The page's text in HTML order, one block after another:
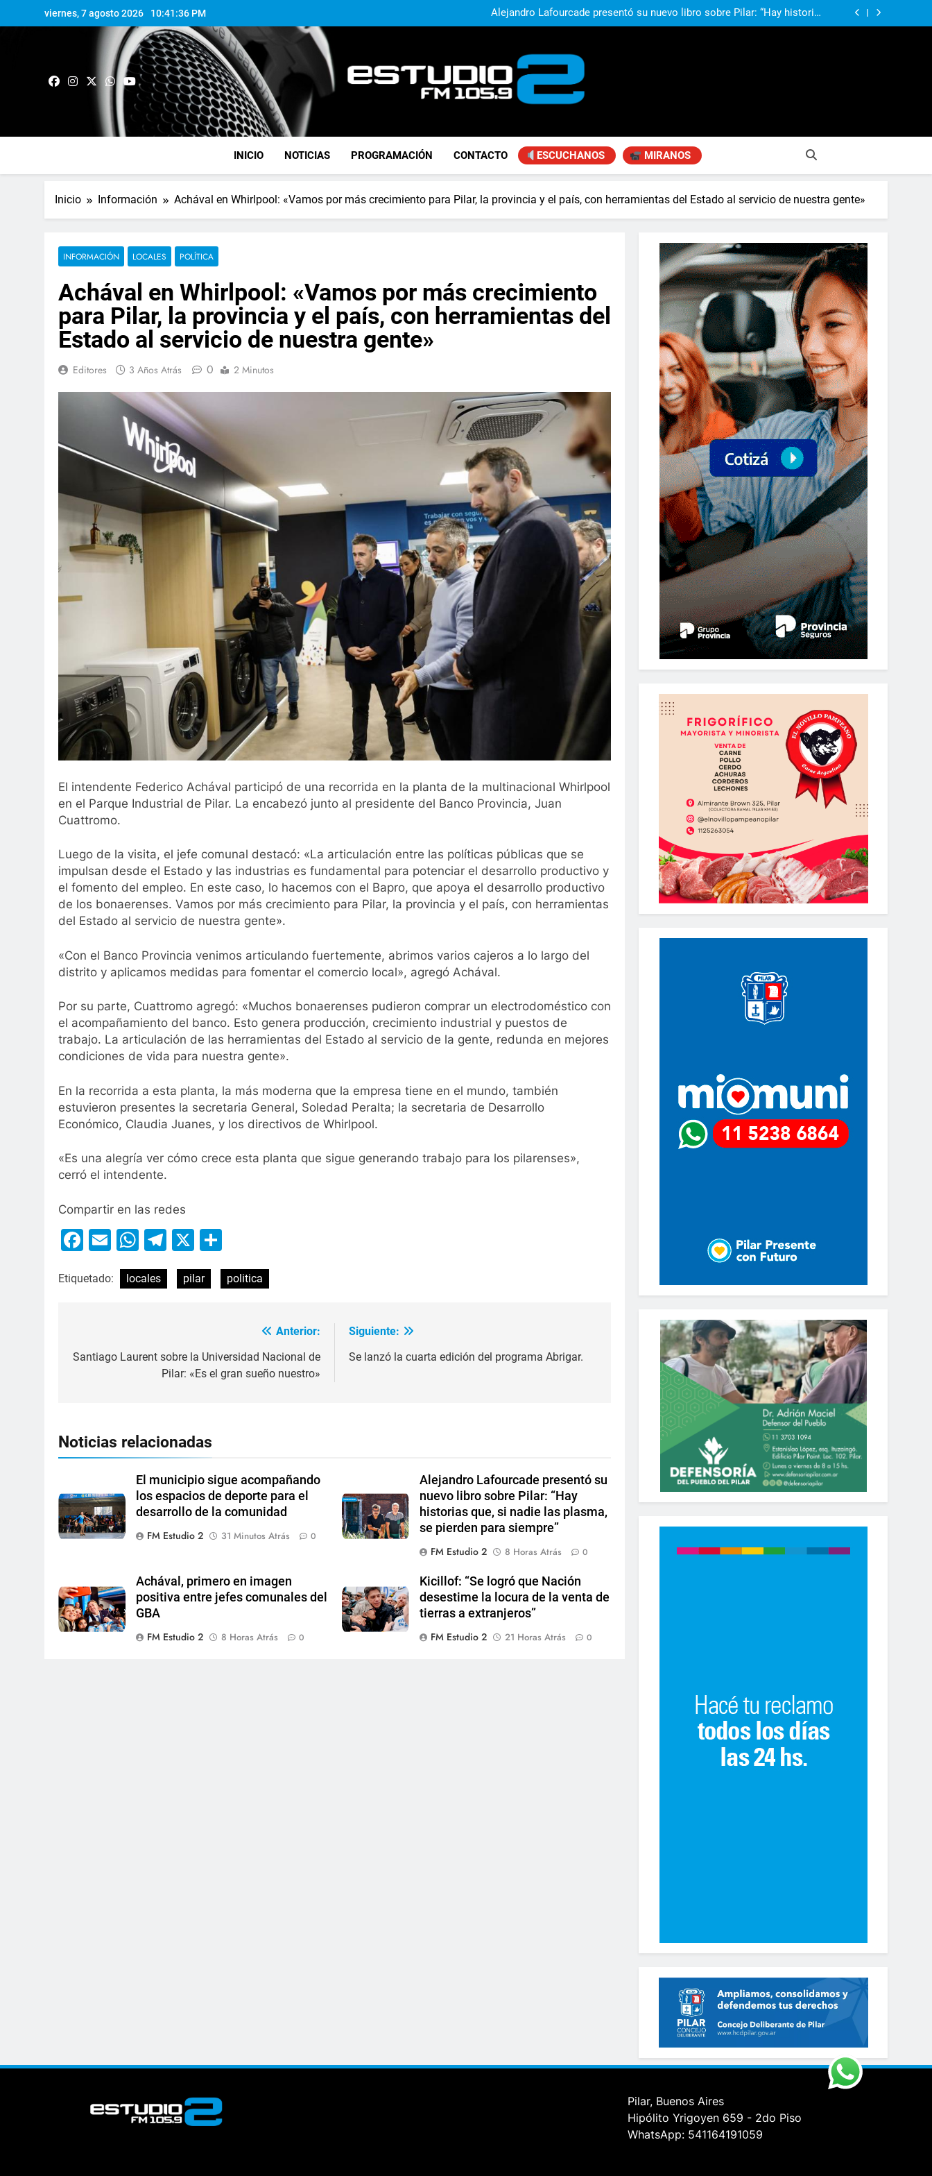
viernes, 7 agosto 2026 10:41:36 PM
desarrollo de la comunidad
Alejandro Lafourcade presentó su nuevo libro sobre Pilar: “Hay historias
que, si nadie las plasma, se pierden para siempre”
Achával, primero en imagen positiva entre jefes comunales del GBA
Alejandro Lafourcade presentó su nuevo libro sobre Pilar: “Hay historias
Achával, primero en imagen positiva entre jefes comunales del GBA
FM Estudio 2
INICIO NOTICIAS PROGRAMACIÓN CONTACTO ESCUCHANOS MIRANOS
Inicio Información Achával en Whirlpool: «Vamos por más crecimiento para Pilar, la provincia y el país, con herramientas del Estado al servicio de nuestra gente»
INFORMACIÓN LOCALES POLÍTICA
Achával en Whirlpool: «Vamos por más crecimiento
para Pilar, la provincia y el país, con herramientas del
Estado al servicio de nuestra gente»
Editores 3 Años Atrás 0 2 Minutos
El intendente Federico Achával participó de una recorrida en la planta de la multinacional Whirlpool
en el Parque Industrial de Pilar. La encabezó junto al presidente del Banco Provincia, Juan
Cuattromo.
Luego de la visita, el jefe comunal destacó: «La articulación entre las políticas públicas que se
impulsan desde el Estado y las industrias es fundamental para potenciar el desarrollo productivo y
el fomento del empleo. En este caso, lo hacemos con el Bapro, que apoya el desarrollo productivo
de los bonaerenses. Vamos por más crecimiento para Pilar, la provincia y el país, con herramientas
del Estado al servicio de nuestra gente».
«Con el Banco Provincia venimos articulando fuertemente, abrimos varios cajeros a lo largo del
distrito y aplicamos medidas para fomentar el comercio local», agregó Achával.
Por su parte, Cuattromo agregó: «Muchos bonaerenses pudieron comprar un electrodoméstico con
el acompañamiento del banco. Esto genera producción, crecimiento industrial y puestos de
trabajo. La articulación de las herramientas del Estado al servicio de la gente, redunda en mejores
condiciones de vida para nuestra gente».
En la recorrida a esta planta, la más moderna que la empresa tiene en el mundo, también
estuvieron presentes la secretaria General, Soledad Peralta; la secretaria de Desarrollo
Económico, Claudia Juanes, y los directivos de Whirlpool.
«Es una alegría ver cómo crece esta planta que sigue generando trabajo para los pilarenses»,
cerró el intendente.
Compartir en las redes
Facebook
EmailWhatsApp
Telegram
X
Etiquetado: locales pilar politica
Anterior:
Santiago Laurent sobre la Universidad Nacional de
Pilar: «Es el gran sueño nuestro»
Siguiente:
Se lanzó la cuarta edición del programa Abrigar.
Noticias relacionadas
El municipio sigue acompañando
los espacios de deporte para el
desarrollo de la comunidad
FM Estudio 2
31 Minutos Atrás 0
Alejandro Lafourcade presentó su
nuevo libro sobre Pilar: “Hay
historias que, si nadie las plasma,
se pierden para siempre”
FM Estudio 2
8 Horas Atrás 0
Achával, primero en imagen
positiva entre jefes comunales del
GBA
FM Estudio 2
8 Horas Atrás 0
Kicillof: “Se logró que Nación
desestime la locura de la venta de
tierras a extranjeros”
FM Estudio 2
21 Horas Atrás 0
Pilar, Buenos Aires
Hipólito Yrigoyen 659 - 2do Piso
WhatsApp: 541164191059